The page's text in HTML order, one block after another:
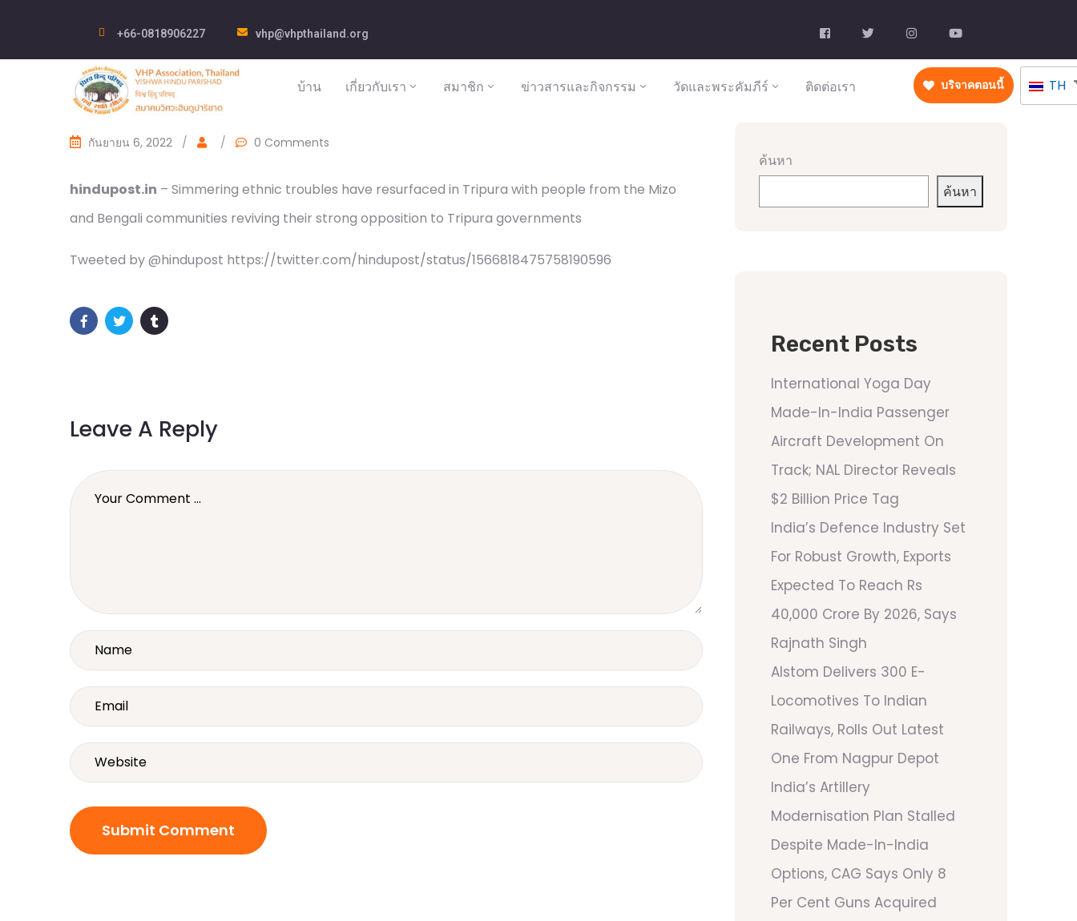
+66-0818906227 vhp@vhpthailand.org
บ้าน เกี่ยวกับเรา สมาชิก ข่าวสารและกิจกรรม วัดและพระคัมภีร์ ติดต่อเรา บริจาคตอนนี้ TH
กันยายน 6, 2022 / / 0 Comments
hindupost.in – Simmering ethnic troubles have resurfaced in Tripura with people from the Mizo
and Bengali communities reviving their strong opposition to Tripura governments
Tweeted by @hindupost https://twitter.com/hindupost/status/1566818475758190596
Leave A Reply
ค้นหา
ค้นหา
Recent Posts
International Yoga Day
Made-In-India Passenger
Aircraft Development On
Track; NAL Director Reveals
$2 Billion Price Tag
India’s Defence Industry Set
For Robust Growth, Exports
Expected To Reach Rs
40,000 Crore By 2026, Says
Rajnath Singh
Alstom Delivers 300 E-
Locomotives To Indian
Railways, Rolls Out Latest
One From Nagpur Depot
India’s Artillery
Modernisation Plan Stalled
Despite Made-In-India
Options, CAG Says Only 8
Per Cent Guns Acquired